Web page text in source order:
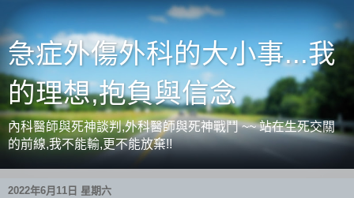
急症外傷外科的大小事...我
的理想,抱負與信念
內科醫師與死神談判,外科醫師與死神戰鬥 ~~ 站在生死交關
的前線,我不能輸,更不能放棄!!
2022年6月11日 星期六